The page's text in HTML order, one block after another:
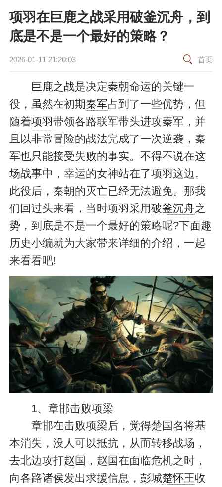
项羽在巨鹿之战采用破釜沉舟，到
底是不是一个最好的策略？
2026-01-11 21:20:03 首页
巨鹿之战是决定秦朝命运的关键一
役，虽然在初期秦军占到了一些优势，但
随着项羽带领各路联军带头进攻秦军，并
且以非常冒险的战法完成了一次逆袭，秦
军也只能接受失败的事实。不得不说在这
场战事中，幸运的女神站在了项羽这边。
此役后，秦朝的灭亡已经无法避免。那我
们回过头来看，当时项羽采用破釜沉舟之
势，到底是不是一个最好的策略呢?下面趣
历史小编就为大家带来详细的介绍，一起
来看看吧!
1、章邯击败项梁
章邯在击败项梁后，觉得楚国名将基
本消失，没人可以抵抗，从而转移战场，
去北边攻打赵国 ，赵国在面临危机之时，
向各路诸侯发出求援信息，彭城楚怀王收